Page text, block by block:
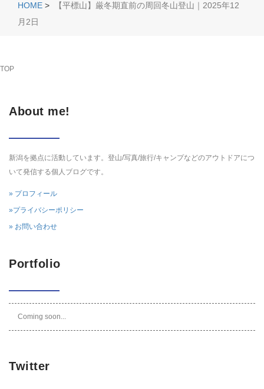
HOME >
【平標山】厳冬期直前の周回冬山登山｜2025年12
月2日
TOP
About me!
新潟を拠点に活動しています。登山/写真/旅行/キャンプなどのアウトドアにつ
いて発信する個人ブログです。
» プロフィール
»プライバシーポリシー
» お問い合わせ
Portfolio
Coming soon...
Twitter